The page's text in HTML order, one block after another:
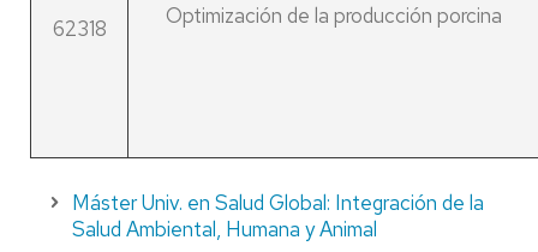
62318 Optimización de la producción porcina
Máster Univ. en Salud Global: Integración de la
Salud Ambiental, Humana y Animal